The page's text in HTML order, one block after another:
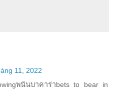
11, 2022
พนันบาคาร่าbets to bear in